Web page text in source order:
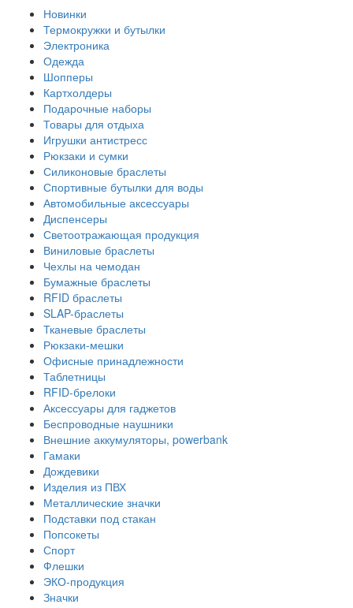
Новинки
Термокружки и бутылки
Электроника
Одежда
Шопперы
Картхолдеры
Подарочные наборы
Товары для отдыха
Игрушки антистресс
Рюкзаки и сумки
Силиконовые браслеты
Спортивные бутылки для воды
Автомобильные аксессуары
Диспенсеры
Светоотражающая продукция
Виниловые браслеты
Чехлы на чемодан
Бумажные браслеты
RFID браслеты
SLAP-браслеты
Тканевые браслеты
Рюкзаки-мешки
Офисные принадлежности
Таблетницы
RFID-брелоки
Аксессуары для гаджетов
Беспроводные наушники
Внешние аккумуляторы, powerbank
Гамаки
Дождевики
Изделия из ПВХ
Металлические значки
Подставки под стакан
Попсокеты
Спорт
Флешки
ЭКО-продукция
Значки